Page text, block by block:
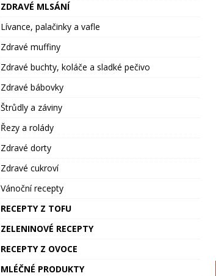
ZDRAVÉ MLSÁNÍ
Lívance, palačinky a vafle
Zdravé muffiny
Zdravé buchty, koláče a sladké pečivo
Zdravé bábovky
Štrůdly a záviny
Řezy a rolády
Zdravé dorty
Zdravé cukroví
Vánoční recepty
RECEPTY Z TOFU
ZELENINOVÉ RECEPTY
RECEPTY Z OVOCE
MLÉČNÉ PRODUKTY